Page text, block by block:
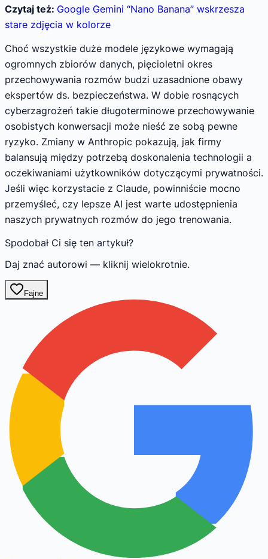
Czytaj też: Google Gemini “Nano Banana” wskrzesza
stare zdjęcia w kolorze
Choć wszystkie duże modele językowe wymagają
ogromnych zbiorów danych, pięcioletni okres
przechowywania rozmów budzi uzasadnione obawy
ekspertów ds. bezpieczeństwa. W dobie rosnących
cyberzagrożeń takie długoterminowe przechowywanie
osobistych konwersacji może nieść ze sobą pewne
ryzyko. Zmiany w Anthropic pokazują, jak firmy
balansują między potrzebą doskonalenia technologii a
oczekiwaniami użytkowników dotyczącymi prywatności.
Jeśli więc korzystacie z Claude, powinniście mocno
przemyśleć, czy lepsze AI jest warte udostępnienia
naszych prywatnych rozmów do jego trenowania.
Spodobał Ci się ten artykuł?
Daj znać autorowi — kliknij wielokrotnie.
Fajne